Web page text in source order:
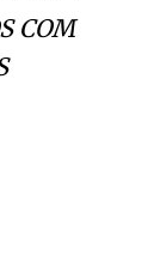
COM